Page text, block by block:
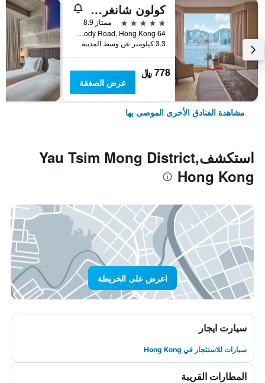
كولون شانغري- لا
5 نجوم
ممتاز 8.9
64 Mody Road, Hong Kong, هونغ كونغ
3.3 كيلومتر عن وسط المدينة
778 ﷼
عرض الصفقة
مشاهدة الفنادق الأخرى الموصى بها
استكشفYau Tsim Mong District,
Hong Kong
اعرض على الخريطة
سيارت ايجار
سيارات للاستئجار في Hong Kong
المطارات القريبة